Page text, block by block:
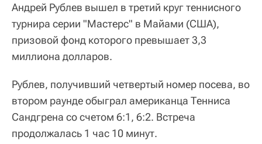
Андрей Рублев вышел в третий круг теннисного
турнира серии "Мастерс" в Майами (США),
призовой фонд которого превышает 3,3
миллиона долларов.
Рублев, получивший четвертый номер посева, во
втором раунде обыграл американца Тенниса
Сандгрена со счетом 6:1, 6:2. Встреча
продолжалась 1 час 10 минут.